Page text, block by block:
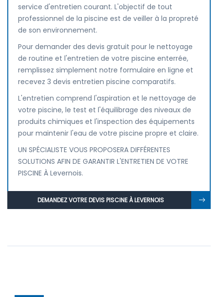
service d'entretien courant. L'objectif de tout
professionnel de la piscine est de veiller à la propreté
de son environnement.
Pour demander des devis gratuit pour le nettoyage
de routine et l'entretien de votre piscine enterrée,
remplissez simplement notre formulaire en ligne et
recevez 3 devis entretien piscine comparatifs.
L'entretien comprend l'aspiration et le nettoyage de
votre piscine, le test et l'équilibrage des niveaux de
produits chimiques et l'inspection des équipements
pour maintenir l'eau de votre piscine propre et claire.
UN SPÉCIALISTE VOUS PROPOSERA DIFFÉRENTES
SOLUTIONS AFIN DE GARANTIR L'ENTRETIEN DE VOTRE
PISCINE À Levernois.
DEMANDEZ VOTRE DEVIS PISCINE À LEVERNOIS